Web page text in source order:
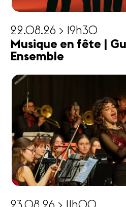
22.08.26 > 19h30
Musique en fête |
Ensemble